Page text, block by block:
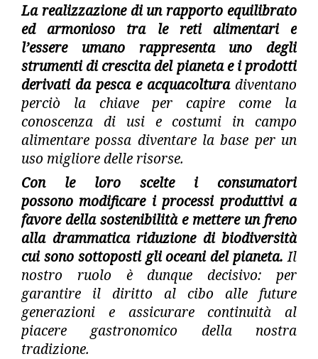
La realizzazione di un rapporto equilibrato
ed armonioso tra le reti alimentari e
l’essere umano rappresenta uno degli
strumenti di crescita del pianeta e i prodotti
derivati da pesca e acquacolturadiventano
perciò la chiave per capire come la
conoscenza di usi e costumi in campo
alimentare possa diventare la base per un
uso migliore delle risorse.
Con le loro scelte i consumatori
possono modificare i processi produttivi a
favore della sostenibilità e mettere un freno
alla drammatica riduzione di biodiversità
cui sono sottoposti gli oceani del pianeta. Il
nostro ruolo è dunque decisivo: per
garantire il diritto al cibo alle future
generazioni e assicurare continuità al
piacere gastronomico della nostra
tradizione.